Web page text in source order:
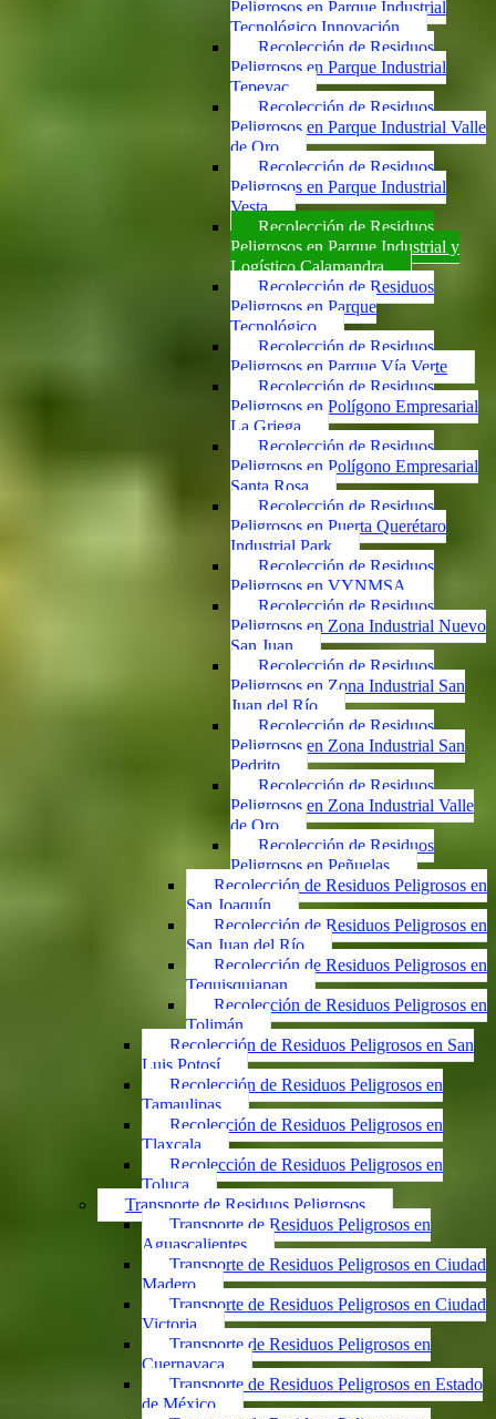
Peligrosos en Parque Industrial
Tecnológico Innovación
Recolección de Residuos
Peligrosos en Parque Industrial
Tepeyac
Recolección de Residuos
Peligrosos en Parque Industrial Valle
de Oro
Recolección de Residuos
Peligrosos en Parque Industrial
Vesta
Recolección de Residuos
Peligrosos en Parque Industrial y
Logístico Calamandra
Recolección de Residuos
Peligrosos en Parque
Tecnológico
Recolección de Residuos
Peligrosos en Parque Vía Verte
Recolección de Residuos
Peligrosos en Polígono Empresarial
La Griega
Recolección de Residuos
Peligrosos en Polígono Empresarial
Santa Rosa
Recolección de Residuos
Peligrosos en Puerta Querétaro
Industrial Park
Recolección de Residuos
Peligrosos en VYNMSA
Recolección de Residuos
Peligrosos en Zona Industrial Nuevo
San Juan
Recolección de Residuos
Peligrosos en Zona Industrial San
Juan del Río
Recolección de Residuos
Peligrosos en Zona Industrial San
Pedrito
Recolección de Residuos
Peligrosos en Zona Industrial Valle
de Oro
Recolección de Residuos
Peligrosos en Peñuelas
Recolección de Residuos Peligrosos en
San Joaquín
Recolección de Residuos Peligrosos en
San Juan del Río
Recolección de Residuos Peligrosos en
Tequisquiapan
Recolección de Residuos Peligrosos en
Tolimán
Recolección de Residuos Peligrosos en San
Luis Potosí
Recolección de Residuos Peligrosos en
Tamaulipas
Recolección de Residuos Peligrosos en
Tlaxcala
Recolección de Residuos Peligrosos en
Toluca
Transporte de Residuos Peligrosos
Transporte de Residuos Peligrosos en
Aguascalientes
Transporte de Residuos Peligrosos en Ciudad
Madero
Transporte de Residuos Peligrosos en Ciudad
Victoria
Transporte de Residuos Peligrosos en
Cuernavaca
Transporte de Residuos Peligrosos en Estado
de México